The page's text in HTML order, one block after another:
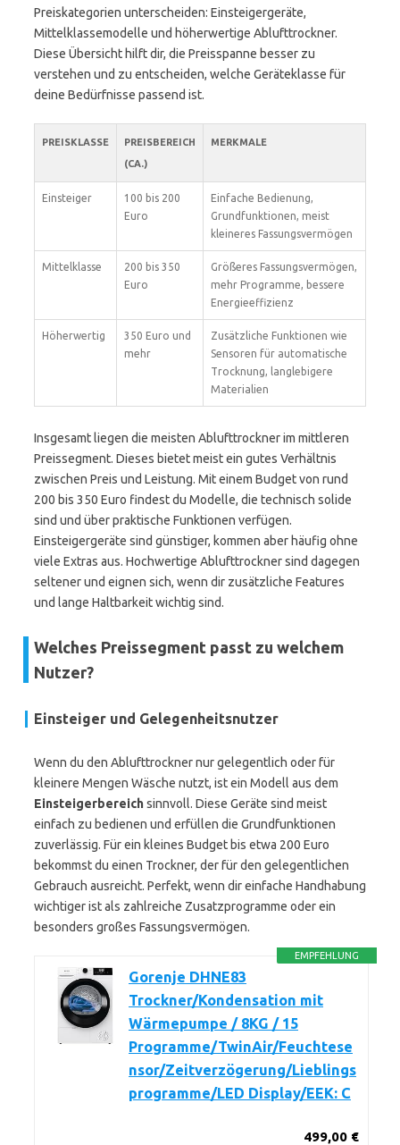
Preiskategorien unterscheiden: Einsteigergeräte,
Mittelklassemodelle und höherwertige Ablufttrockner.
Diese Übersicht hilft dir, die Preisspanne besser zu
verstehen und zu entscheiden, welche Geräteklasse für
deine Bedürfnisse passend ist.
PREISKLASSE
PREISBEREICH
(CA.)
MERKMALE
Einsteiger
100 bis 200
Euro
Einfache Bedienung,
Grundfunktionen, meist
kleineres Fassungsvermögen
Mittelklasse
200 bis 350
Euro
Größeres Fassungsvermögen,
mehr Programme, bessere
Energieeffizienz
Höherwertig
350 Euro und
mehr
Zusätzliche Funktionen wie
Sensoren für automatische
Trocknung, langlebigere
Materialien
Insgesamt liegen die meisten Ablufttrockner im mittleren
Preissegment. Dieses bietet meist ein gutes Verhältnis
zwischen Preis und Leistung. Mit einem Budget von rund
200 bis 350 Euro findest du Modelle, die technisch solide
sind und über praktische Funktionen verfügen.
Einsteigergeräte sind günstiger, kommen aber häufig ohne
viele Extras aus. Hochwertige Ablufttrockner sind dagegen
seltener und eignen sich, wenn dir zusätzliche Features
und lange Haltbarkeit wichtig sind.
Welches Preissegment passt zu welchem
Nutzer?
Einsteiger und Gelegenheitsnutzer
Wenn du den Ablufttrockner nur gelegentlich oder für
kleinere Mengen Wäsche nutzt, ist ein Modell aus dem
Einsteigerbereichsinnvoll. Diese Geräte sind meist
einfach zu bedienen und erfüllen die Grundfunktionen
zuverlässig. Für ein kleines Budget bis etwa 200 Euro
bekommst du einen Trockner, der für den gelegentlichen
Gebrauch ausreicht. Perfekt, wenn dir einfache Handhabung
wichtiger ist als zahlreiche Zusatzprogramme oder ein
besonders großes Fassungsvermögen.
EMPFEHLUNG
Gorenje DHNE83
Trockner/Kondensation mit
Wärmepumpe / 8KG / 15
Programme/TwinAir/Feuchtese
nsor/Zeitverzögerung/Lieblings
programme/LED Display/EEK: C
499,00 €